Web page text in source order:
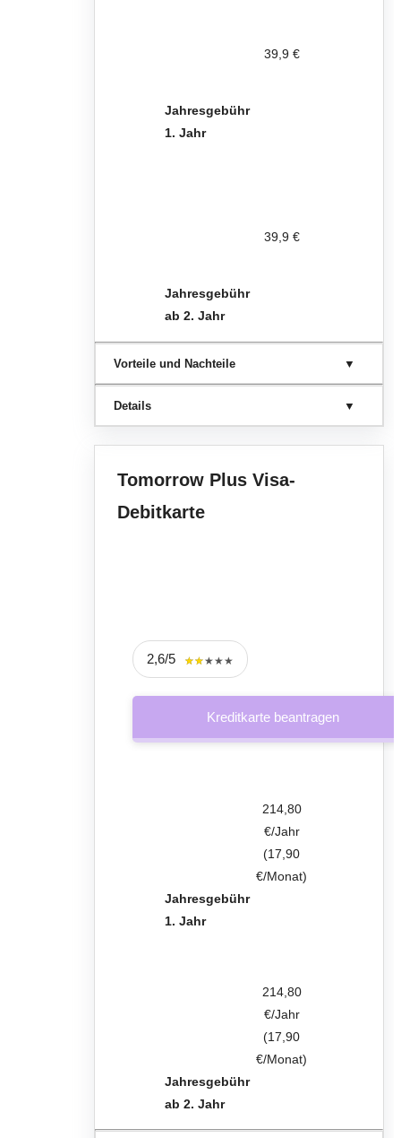
Jahresgebühr
1. Jahr
39,9 €
Jahresgebühr
ab 2. Jahr
39,9 €
Vorteile und Nachteile
Details
Tomorrow Plus Visa-
Debitkarte
2,6/5 ★★★★★
★★★★★
Kreditkarte beantragen
Jahresgebühr
1. Jahr
214,80
€/Jahr
(17,90
€/Monat)
Jahresgebühr
ab 2. Jahr
214,80
€/Jahr
(17,90
€/Monat)